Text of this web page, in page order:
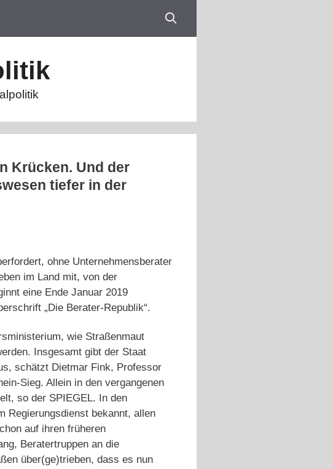
Krücken. Und der
tiefer in der
ohne Unternehmensberater
im Land mit, von der
eine Ende Januar 2019
„Die Berater-Republik“.
wie Straßenmaut
Insgesamt gibt der Staat
schätzt Dietmar Fink, Professor
Sieg. Allein in den vergangenen
so der SPIEGEL. In den
Regierungsdienst bekannt, allen
auf ihren früheren
Beratertruppen an die
über(ge)trieben, dass es nun